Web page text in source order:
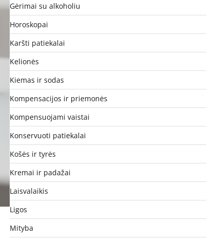
Gėrimai su alkoholiu
Horoskopai
Karšti patiekalai
Kelionės
Kiemas ir sodas
Kompensacijos ir priemonės
Kompensuojami vaistai
Konservuoti patiekalai
Košės ir tyrės
Kremai ir padažai
Laisvalaikis
Ligos
Mityba